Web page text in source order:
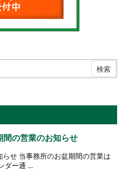
間の営業のお知らせ
らせ 当事務所のお盆期間の営業は
ダー通 ...